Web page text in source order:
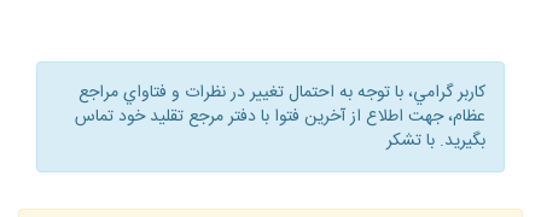
كاربر گرامي، با توجه به احتمال تغيير در نظرات و فتاواي مراجع
عظام، جهت اطلاع از آخرين فتوا با دفتر مرجع تقليد خود تماس
بگيريد. با تشكر